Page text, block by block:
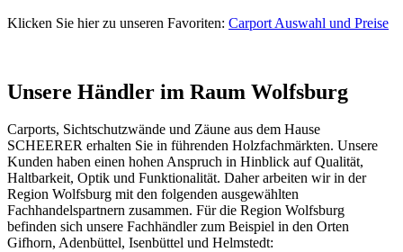
Klicken Sie hier zu unseren Favoriten: Carport Auswahl und Preise
Unsere Händler im Raum Wolfsburg
Carports, Sichtschutzwände und Zäune aus dem Hause
SCHEERER erhalten Sie in führenden Holzfachmärkten. Unsere
Kunden haben einen hohen Anspruch in Hinblick auf Qualität,
Haltbarkeit, Optik und Funktionalität. Daher arbeiten wir in der
Region Wolfsburg mit den folgenden ausgewählten
Fachhandelspartnern zusammen. Für die Region Wolfsburg
befinden sich unsere Fachhändler zum Beispiel in den Orten
Gifhorn, Adenbüttel, Isenbüttel und Helmstedt: